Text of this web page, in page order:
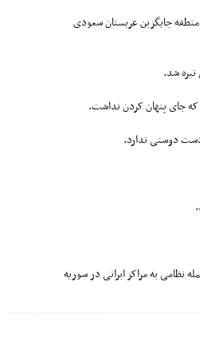
منطقه جایگزین عربستان سعودی
شد.
که جای پنهان کردن نداشت.
دست دوستی ندارد.
نظامی به مراکز ایرانی در سوریه